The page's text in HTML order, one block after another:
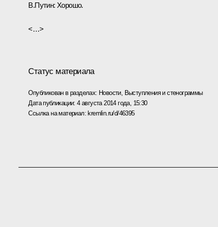
В.Путин: Хорошо.
<…>
Статус материала
Опубликован в разделах: Новости, Выступления и стенограммы
Дата публикации:4 августа 2014 года, 15:30
Ссылка на материал: kremlin.ru/d/46395